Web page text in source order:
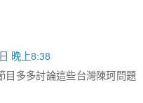
晚上8:38
目多多討論這些台灣陳珂問題